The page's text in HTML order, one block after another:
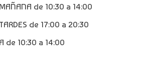
de 10:30 a 14:00
de 17:00 a 20:30
de 10:30 a 14:00